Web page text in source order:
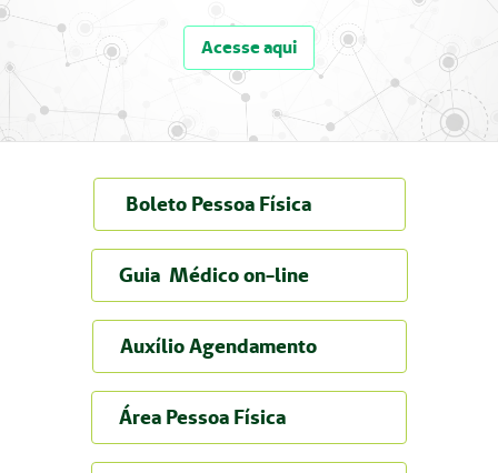
Acesse aqui
Boleto Pessoa Física
Guia Médico on-line
Auxílio Agendamento
Área Pessoa Física